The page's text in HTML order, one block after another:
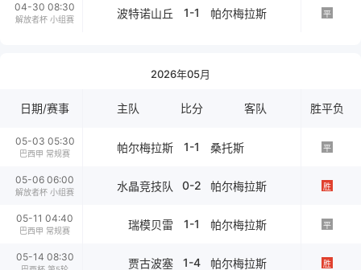
04-30 08:30
解放者杯 小组赛 波特诺山丘 1-1 帕尔梅拉斯 平
2026年05月
日期/赛事 主队 比分 客队 胜平负
05-03 05:30
巴西甲 常规赛 帕尔梅拉斯 1-1 桑托斯 平
05-06 06:00
解放者杯 小组赛 水晶竞技队 0-2 帕尔梅拉斯 胜
05-11 04:40
巴西甲 常规赛 瑞模贝雷 1-1 帕尔梅拉斯 平
05-14 08:30 贾古波塞 1-4 帕尔梅拉斯 胜